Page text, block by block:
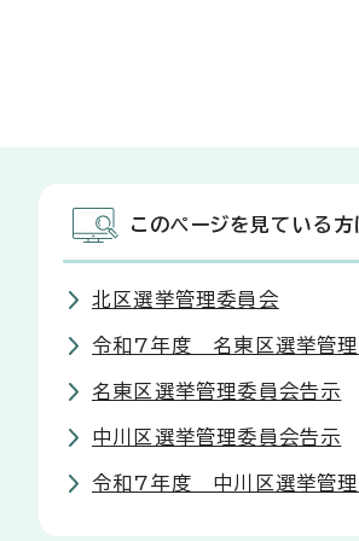
このページを見ている
北区選挙管理委員会
令和7年度 名東区選挙管理
名東区選挙管理委員会告示
中川区選挙管理委員会告示
令和7年度 中川区選挙管理